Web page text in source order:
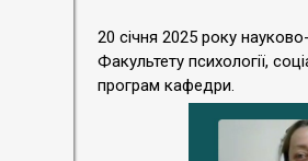
20 січня 2025 року
Факультету психології,
програм кафедри.